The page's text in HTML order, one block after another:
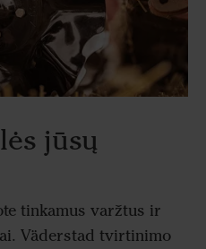
jūsų
tinkamus varžtus ir
Väderstad tvirtinimo